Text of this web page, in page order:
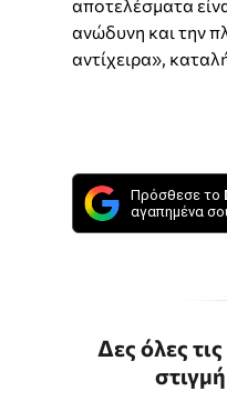
αποτελέσματα
ανώδυνη και την
αντίχειρα»,
Πρόσθεσε το
αγαπημένα
Δες όλες